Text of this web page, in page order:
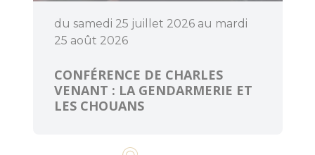
du samedi 25 juillet 2026 au mardi
25 août 2026
CONFÉRENCE DE CHARLES
VENANT : LA GENDARMERIE ET
LES CHOUANS